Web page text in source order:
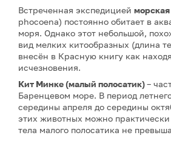
Встреченная экспедицией
phocoena) постоянно обитает в
моря. Однако этот небольшой,
вид мелких китообразных (длина
внесён в Красную книгу как
исчезновения.
Кит Минке (малый полосатик)–
Баренцевом море. В период
середины апреля до середины
этих животных можно
тела малого полосатика не